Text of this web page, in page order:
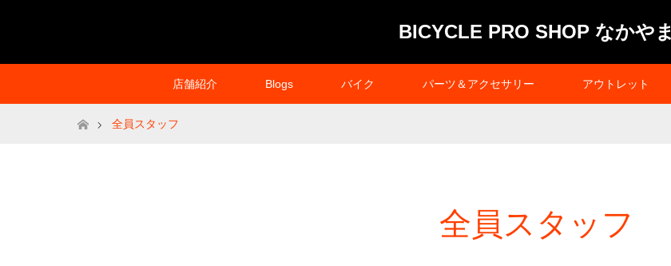
BICYCLE PRO SHOP なかやま
店舗紹介 Blogs バイク パーツ＆アクセサリー アウトレット
ホーム全員スタッフ
全員スタッフ